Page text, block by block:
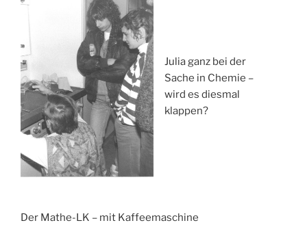
Julia ganz bei der
Sache in Chemie –
wird es diesmal
klappen?
Der Mathe-LK – mit Kaffeemaschine